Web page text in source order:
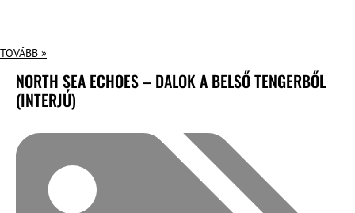
TOVÁBB »
NORTH SEA ECHOES – DALOK A BELSŐ TENGERBŐL
(INTERJÚ)